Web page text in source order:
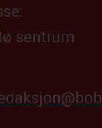
sentrum